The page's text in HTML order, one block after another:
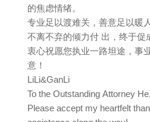
的焦虑情绪。
专业足以渡难关，善意足以暖
不离不弃的倾力付 出，终于促
衷心祝愿您执业一路坦途，事
意！
LiLi&GanLi
To the Outstanding Attorney He,
Please accept my heartfelt